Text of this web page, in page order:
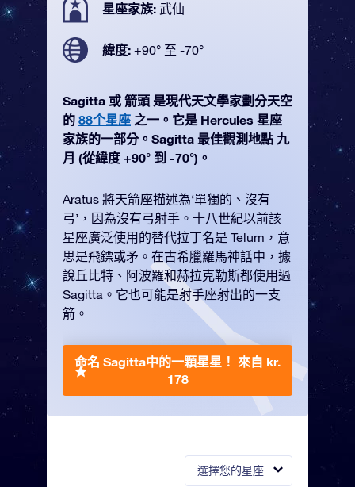
選擇您的星座
星座家族: 武仙
緯度: +90° 至 -70°
Sagitta 或 箭頭 是現代天文學家劃分天空
的 88个星座 之一。它是 Hercules 星座
家族的一部分。Sagitta 最佳觀測地點 九
月 (從緯度 +90° 到 -70°)。
Aratus 將天箭座描述為‘單獨的、沒有
弓’，因為沒有弓射手。十八世紀以前該
星座廣泛使用的替代拉丁名是 Telum，意
思是飛鏢或矛。在古希臘羅馬神話中，據
說丘比特、阿波羅和赫拉克勒斯都使用過
Sagitta。它也可能是射手座射出的一支
箭。
命名 Sagitta中的一顆星星！ 來自 kr.
178